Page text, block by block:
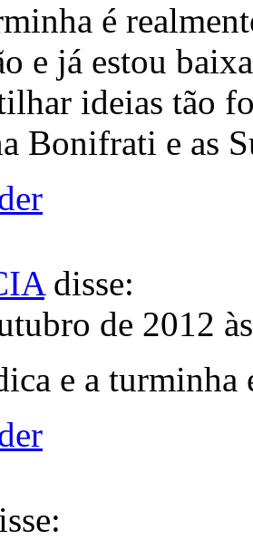
é
e já estou
ideias tão
Bonifrati e as
disse:
de 2012
e a turminha